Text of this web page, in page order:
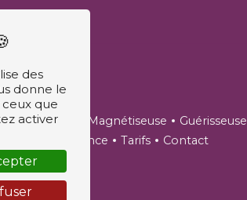
site
Coach de vie Magnétiseuse
Guérisseuse
Voyance Tarifs Contact
des
donne le
que
activer